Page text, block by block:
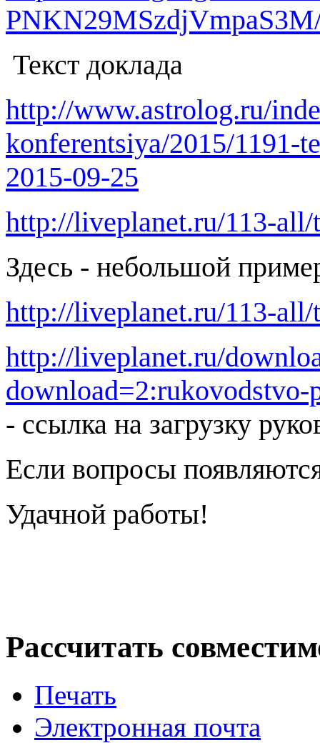
Текст доклада
http://www.astrolog.ru/
konferentsiya/2015/1191-
2015-09-25
http://liveplanet.ru/113-
Здесь - небольшой
http://liveplanet.ru/113-
http://liveplanet.ru/
- ссылка на загрузку
Если вопросы
Удачной работы!
Рассчитать
Печать
Электронная почта